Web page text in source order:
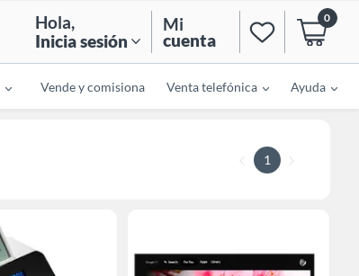
Hola,
Inicia sesión
Mi
cuenta
0
Vende y comisiona Venta telefónica Ayuda
1